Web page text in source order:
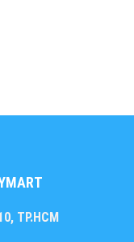
TP.HCM